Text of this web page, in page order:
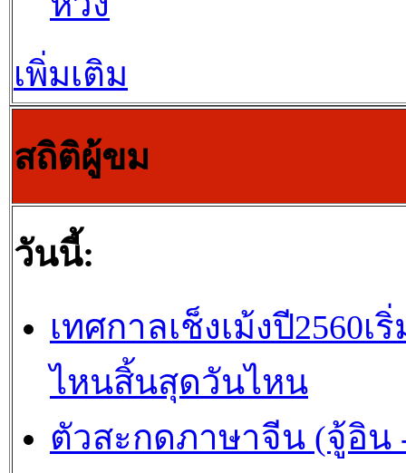
เพิ่มเติม
สถิติผู้ขม
วันนี้:
เทศกาลเช็งเม้งปี2560เ
ไหนสิ้นสุดวันไหน
ตัวสะกดภาษาจีน (จู้อิน